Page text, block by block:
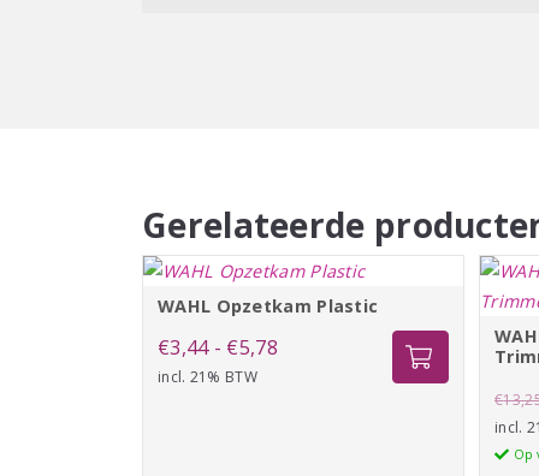
Gerelateerde
WAHL Opzetkam Plastic
€3,44 - €5,78Prijsklasse:
incl. 21% BTW
€
incl.
Op